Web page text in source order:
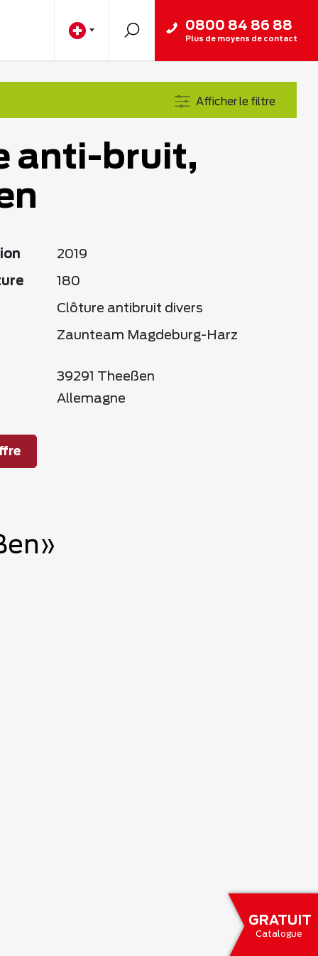
GRATUIT
Catalogue
0800 84 86 88
Plus de moyens de contact
Afficher le filtre
anti-bruit,
2019
180
Clôture antibruit divers
Zaunteam Magdeburg-Harz
39291 Theeßen
Allemagne